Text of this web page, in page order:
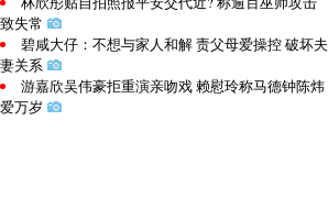
致失常
碧咸大仔：不想与家人和解 责父母爱操控 破坏夫
妻关系
游嘉欣吴伟豪拒重演亲吻戏 赖慰玲称马德钟陈炜
爱万岁